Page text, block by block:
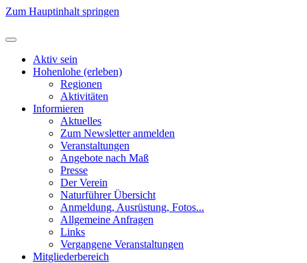
Zum Hauptinhalt springen
Aktiv sein
Hohenlohe (erleben)
Regionen
Aktivitäten
Informieren
Aktuelles
Zum Newsletter anmelden
Veranstaltungen
Angebote nach Maß
Presse
Der Verein
Naturführer Übersicht
Anmeldung, Ausrüstung, Fotos...
Allgemeine Anfragen
Links
Vergangene Veranstaltungen
Mitgliederbereich